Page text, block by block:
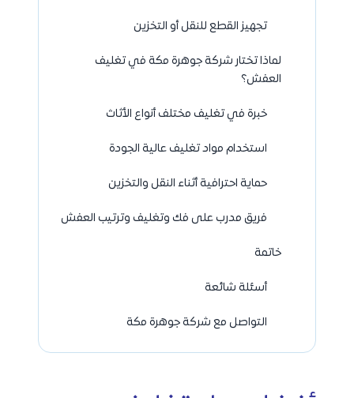
تجهيز القطع للنقل أو التخزين
لماذا تختار شركة جوهرة مكة في تغليف
العفش؟
خبرة في تغليف مختلف أنواع الأثاث
استخدام مواد تغليف عالية الجودة
حماية احترافية أثناء النقل والتخزين
فريق مدرب على فك وتغليف وترتيب العفش
خاتمة
أسئلة شائعة
التواصل مع شركة جوهرة مكة